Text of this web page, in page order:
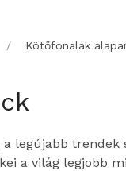
Kötőfonalak
a legújabb
a világ legjobb